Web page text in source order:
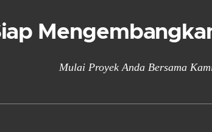
Mulai Proyek Anda Bersama